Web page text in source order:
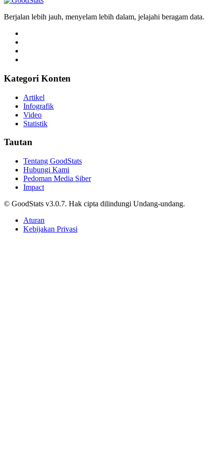
Berjalan lebih jauh, menyelam lebih dalam, jelajahi beragam data.
Kategori Konten
Artikel
Infografik
Video
Statistik
Tautan
Tentang GoodStats
Hubungi Kami
Pedoman Media Siber
Impact
© GoodStats v3.0.7. Hak cipta dilindungi Undang-undang.
Aturan
Kebijakan Privasi